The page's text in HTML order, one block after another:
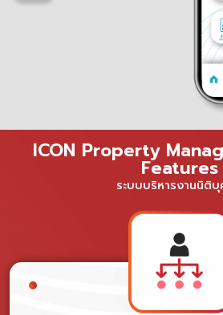
ICON Property
Features
ระบบบริหารงานนิติ